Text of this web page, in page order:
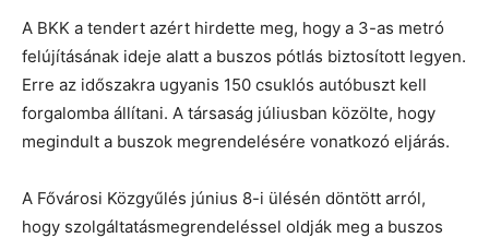
A BKK a tendert azért hirdette meg, hogy a 3-as metró
felújításának ideje alatt a buszos pótlás biztosított legyen.
Erre az időszakra ugyanis 150 csuklós autóbuszt kell
forgalomba állítani. A társaság júliusban közölte, hogy
megindult a buszok megrendelésére vonatkozó eljárás.
A Fővárosi Közgyűlés június 8-i ülésén döntött arról,
hogy szolgáltatásmegrendeléssel oldják meg a buszos